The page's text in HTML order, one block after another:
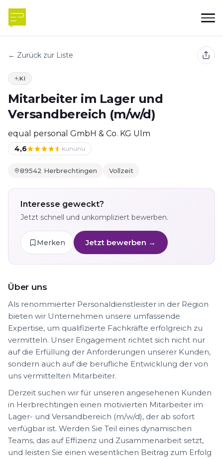
← Zurück zur Liste
KI
Mitarbeiter im Lager und
Versandbereich (m/w/d)
equal personal GmbH & Co. KG Ulm
4,6 kununu
89542 Herbrechtingen Vollzeit
Interesse geweckt?
Jetzt schnell und unkompliziert bewerben.
Merken Jetzt bewerben →
Über uns
Als renommierter Personaldienstleister in der Region
bieten wir Unternehmen unsere umfassende
Expertise, um qualifizierte Fachkräfte erfolgreich zu
vermitteln. Unser Engagement richtet sich nicht nur
auf die Erfüllung der Anforderungen unserer Kunden,
sondern auch auf die berufliche Entwicklung der von
uns vermittelten Mitarbeiter.
Derzeit suchen wir für unseren angesehenen Kunden
in Herbrechtingen einen motivierten Mitarbeiter im
Lager- und Versandbereich (m/w/d), der ab sofort
verfügbar ist. Werden Sie Teil eines dynamischen
Teams, das auf Effizienz und Zusammenarbeit setzt,
und leisten Sie einen wesentlichen Beitrag zum Erfolg